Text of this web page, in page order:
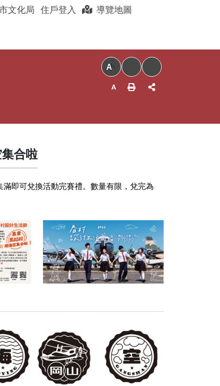
文化局 住戶登入 導覽地圖
小
合啦
即可兌換活動完賽禮。數量有限，兌完為